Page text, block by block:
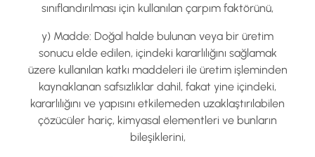
sınıflandırılması için kullanılan çarpım faktörünü,
y) Madde: Doğal halde bulunan veya bir üretim
sonucu elde edilen, içindeki kararlılığını sağlamak
üzere kullanılan katkı maddeleri ile üretim işleminden
kaynaklanan safsızlıklar dahil, fakat yine içindeki,
kararlılığını ve yapısını etkilemeden uzaklaştırılabilen
çözücüler hariç, kimyasal elementleri ve bunların
bileşiklerini,